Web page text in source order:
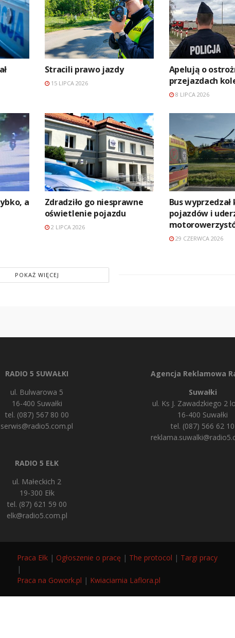
Stracili prawo jazdy
15 LIPCA 2026
Apelują o
przejazdach
8 LIPCA 2026
a
Zdradziło go niesprawne
oświetlenie pojazdu
2 LIPCA 2026
Bus
pojazdów i
29 CZERWCA 2026
POKAŻ WIĘCEJ
RADIO 5 SUWAŁKI
ul. Bulwarowa 5
16-400 Suwałki
tel. (087) 567 80 00
serwis@radio5.com.pl
RADIO 5 EŁK
ul. Małeckich 2
19-300 Ełk
tel. (87) 621 59 00
elk@radio5.com.pl
Agencja Reklamowa
Suwałki
ul. Ks J. Zawadzkiego 2
16-400 Suwałki
tel. (087) 566 62 10
Praca Ełk | Ogłoszenie o pracę | The protocol | Targi pracy
|
Praca na Gowork.pl | Kwiaciarnia Laflora.pl